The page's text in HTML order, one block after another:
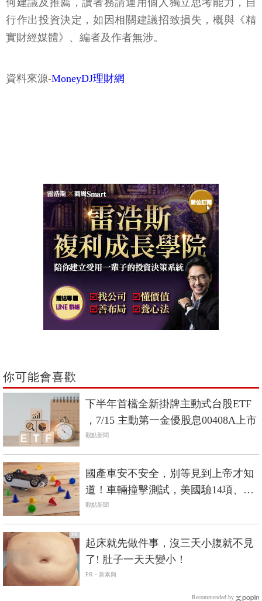
何建議及推薦，讀者務請運用個人獨立思考能力，自
行作出投資決定，如因相關建議招致損失，概與《精
實財經媒體》、編者及作者無涉。
資料來源-MoneyDJ理財網
你可能會喜歡
下半年首檔全新掛牌主動式台股ETF
，7/15 主動第一金優股息00408A上市
觀點新聞
國產車安不安全，別等見到上帝才知
道！車輛撞擊測試，美國驗14項、中
國6項，台灣只有2項
觀點新聞
PR
起床就先做件事，沒三天小腹就不見
了! 肚子一天天變小！
PR・新素簡
Recommended by